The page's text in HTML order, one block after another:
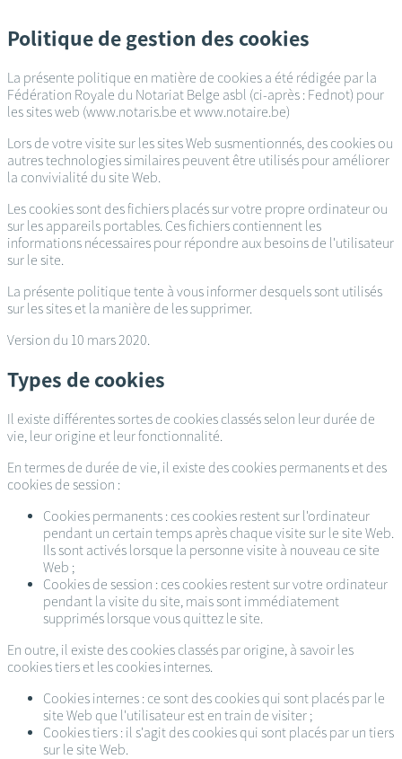
au
contenu
Politique de gestion des cookies
La présente politique en matière de cookies a été rédigée par la
Fédération Royale du Notariat Belge asbl (ci-après : Fednot) pour
les sites web (www.notaris.be et www.notaire.be)
Lors de votre visite sur les sites Web susmentionnés, des cookies ou
autres technologies similaires peuvent être utilisés pour améliorer
la convivialité du site Web.
Les cookies sont des fichiers placés sur votre propre ordinateur ou
sur les appareils portables. Ces fichiers contiennent les
informations nécessaires pour répondre aux besoins de l'utilisateur
sur le site.
La présente politique tente à vous informer desquels sont utilisés
sur les sites et la manière de les supprimer.
Version du 10 mars 2020.
Types de cookies
Il existe différentes sortes de cookies classés selon leur durée de
vie, leur origine et leur fonctionnalité.
En termes de durée de vie, il existe des cookies permanents et des
cookies de session :
Cookies permanents : ces cookies restent sur l'ordinateur
pendant un certain temps après chaque visite sur le site Web.
Ils sont activés lorsque la personne visite à nouveau ce site
Web ;
Cookies de session : ces cookies restent sur votre ordinateur
pendant la visite du site, mais sont immédiatement
supprimés lorsque vous quittez le site.
En outre, il existe des cookies classés par origine, à savoir les
cookies tiers et les cookies internes.
Cookies internes : ce sont des cookies qui sont placés par le
site Web que l'utilisateur est en train de visiter ;
Cookies tiers : il s'agit des cookies qui sont placés par un tiers
sur le site Web.